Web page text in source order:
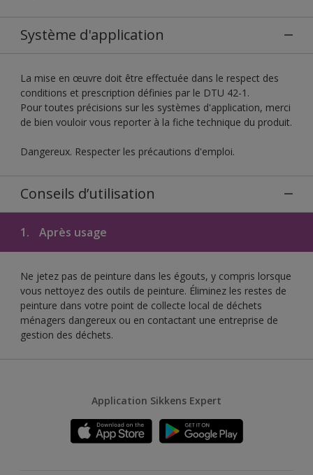
Système d'application
La mise en œuvre doit être effectuée dans le respect des
conditions et prescription définies par le DTU 42-1.
Pour toutes précisions sur les systèmes d'application, merci
de bien vouloir vous reporter à la fiche technique du produit.
Dangereux. Respecter les précautions d'emploi.
Conseils d’utilisation
1. Après usage
Ne jetez pas de peinture dans les égouts, y compris lorsque
vous nettoyez des outils de peinture. Éliminez les restes de
peinture dans votre point de collecte local de déchets
ménagers dangereux ou en contactant une entreprise de
gestion des déchets.
Application Sikkens Expert